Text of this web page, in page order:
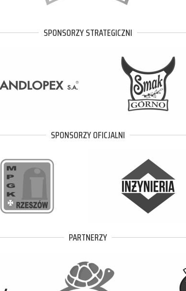
SPONSORZY STRATEGICZNI
SPONSORZY OFICJALNI
PARTNERZY